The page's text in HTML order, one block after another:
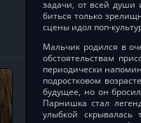
задачи, от всей души
биться только
сцены идол поп-
Мальчик родился в
обстоятельствам
периодически
подростковом
будущее, но он
Парнишка стал
улыбкой